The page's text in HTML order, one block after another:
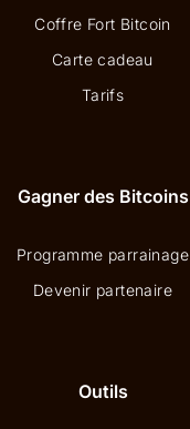
Coffre Fort Bitcoin
Carte cadeau
Tarifs
Gagner des Bitcoins
Programme parrainage
Devenir partenaire
Outils